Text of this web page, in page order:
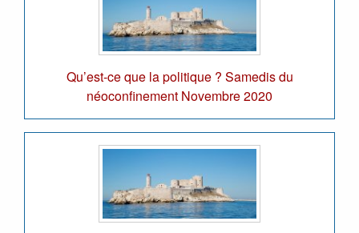
Qu’est-ce que la politique ? Samedis du
néoconfinement Novembre 2020